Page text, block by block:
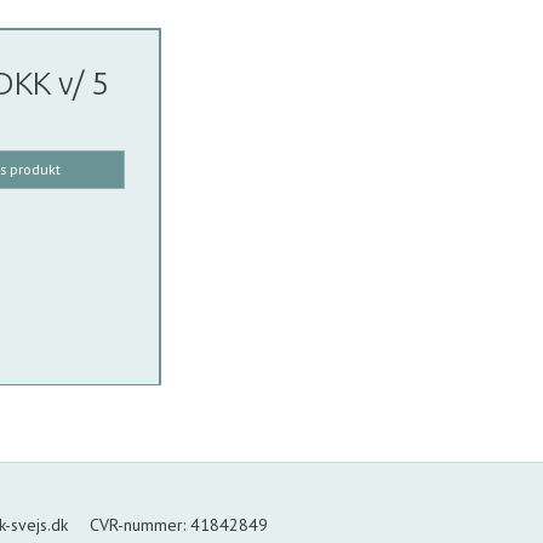
v/ 5
produkt
svejs.dk CVR-nummer: 41842849